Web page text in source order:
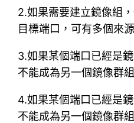
2.如果需要建立鏡像組
目標端口，可有多個來
3.如果某個端口已經是
不能成為另一個鏡像群
4.如果某個端口已經是
不能成為另一個鏡像群